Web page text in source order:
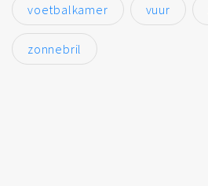
voetbalkamer vuur
zonnebril